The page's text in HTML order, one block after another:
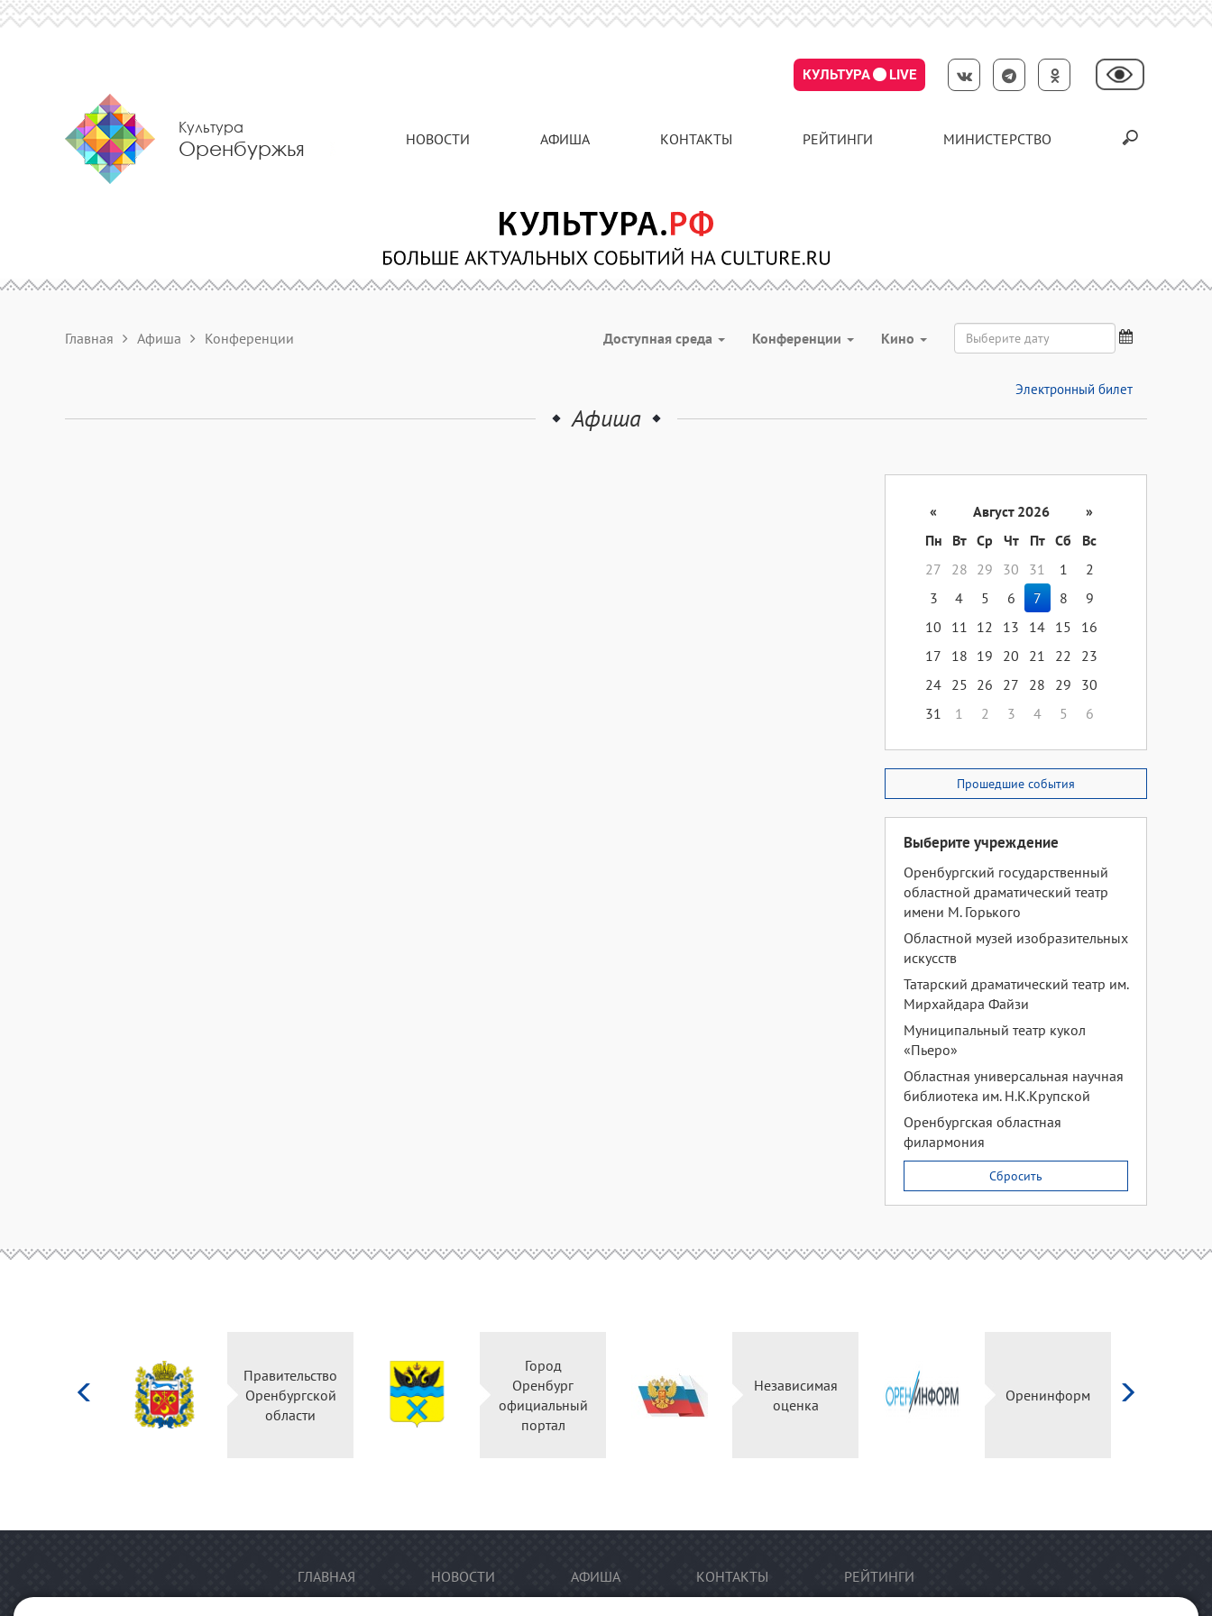
КУЛЬТУРА LIVE
Культура
Оренбуржья НОВОСТИ АФИША КОНТАКТЫ РЕЙТИНГИ МИНИСТЕРСТВО
Главная Афиша Конференции Доступная среда Конференции Кино
Электронный билет
Афиша
« Август 2026
»
Пн
Вт Ср Чт Пт Сб
Вс
27
28 29 30 31 1
2
3
4 5 6 7 8
9
10
11 12 13 14 15
16
17
18 19 20 21 22
23
24 25 26 27 28 29
30
31
1 2 3 4 5 6
Прошедшие события
Выберите учреждение
Оренбургский государственный
областной драматический театр
имени М. Горького
Областной музей изобразительных
искусств
Татарский драматический театр им.
Мирхайдара Файзи
Муниципальный театр кукол
«Пьеро»
Областная универсальная научная
библиотека им. Н.К.Крупской
Оренбургская областная
филармония
Сбросить
Правительство
Оренбургской
области
Город
Оренбург
официальный
портал
Независимая
оценка
Оренинформ
ГЛАВНАЯ НОВОСТИ АФИША КОНТАКТЫ РЕЙТИНГИ